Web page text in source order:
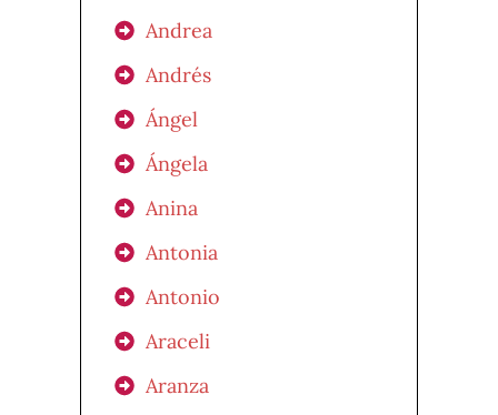
Andrea
Andrés
Ángel
Ángela
Anina
Antonia
Antonio
Araceli
Aranza